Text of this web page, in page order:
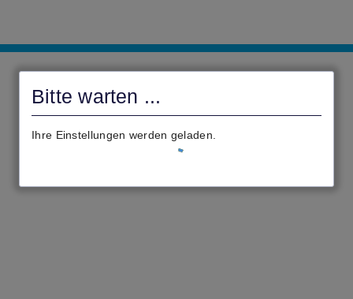
Bitte warten ...
Ihre Einstellungen werden geladen.